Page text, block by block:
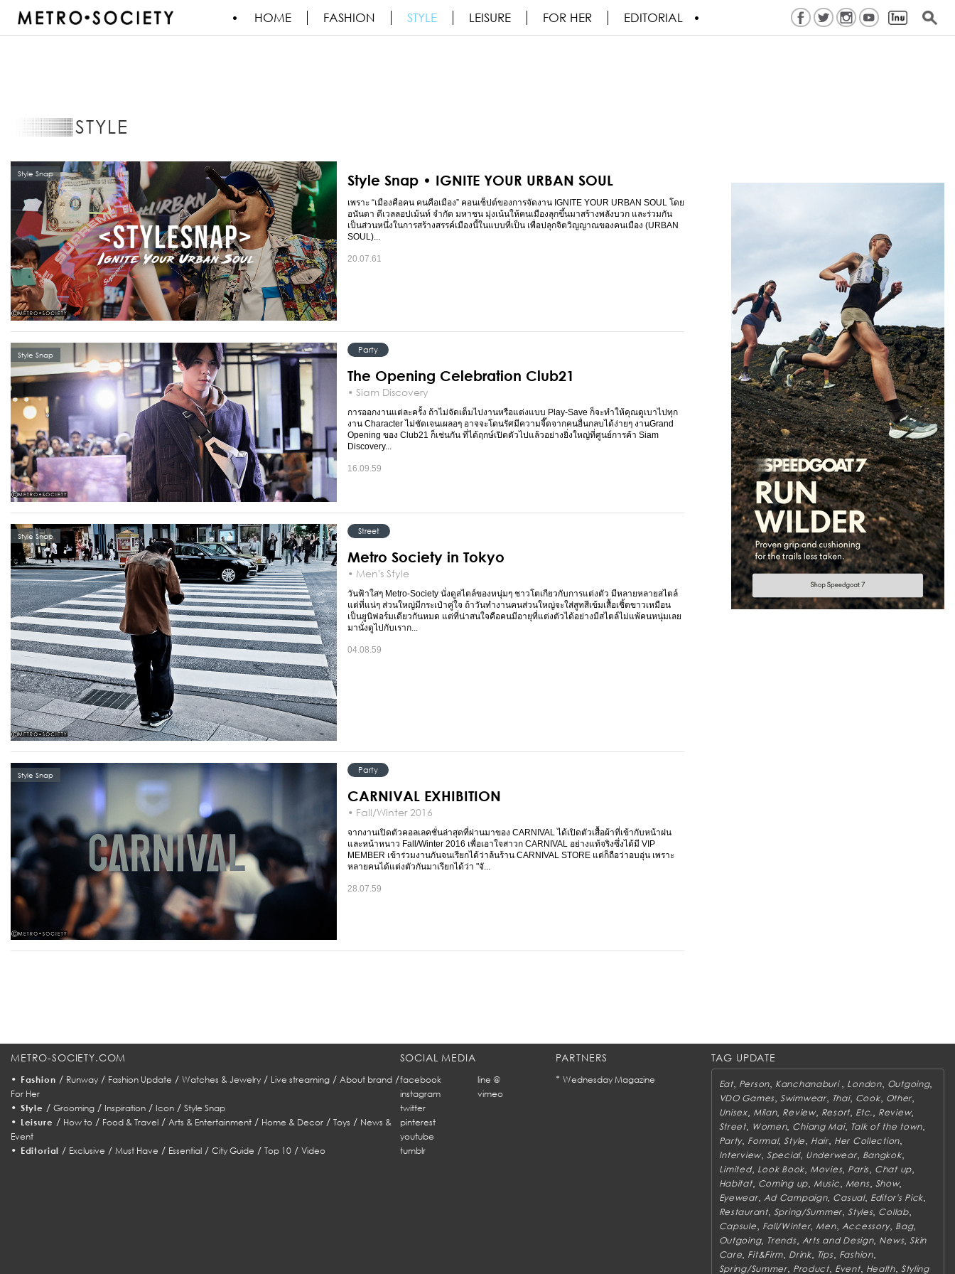
HOME FASHION STYLE LEISURE FOR HER EDITORIAL
STYLE
Style Snap Style Snap • IGNITE YOUR URBAN SOUL
เพราะ “เมืองคือคน คนคือเมือง” คอนเซ็ปต์ของการจัดงาน IGNITE YOUR URBAN SOUL โดย
อนันดา ดีเวลลอปเม้นท์ จำกัด มหาชน มุ่งเน้นให้คนเมืองลุกขึ้นมาสร้างพลังบวก และร่วมกัน
เป็นส่วนหนึ่งในการสร้างสรรค์เมืองนี้ในแบบที่เป็น เพื่อปลุกจิตวิญญาณของคนเมือง (URBAN
SOUL)...
20.07.61
Style Snap
Party
The Opening Celebration Club21
• Siam Discovery
การออกงานแต่ละครั้ง ถ้าไม่จัดเต็มไปงานหรือแต่งแบบ Play-Save ก็จะทำให้คุณดูเบาไปทุก
งาน Character ไม่ชัดเจนเผลอๆ อาจจะโดนรัศมีความจี๊ดจากคนอื่นกลบได้ง่ายๆ งานGrand
Opening ของ Club21 ก็เช่นกัน ที่ได้ฤกษ์เปิดตัวไปแล้วอย่างยิ่งใหญ่ที่ศูนย์การค้า Siam
Discovery...
16.09.59
Style Snap
Street
Metro Society in Tokyo
• Men's Style
วันฟ้าใสๆ Metro-Society นั่งดูสไตล์ของหนุ่มๆ ชาวโตเกียวกับการแต่งตัว มีหลายหลายสไตล์
แต่ที่แน่ๆ ส่วนใหญ่มีกระเป๋าคู่ใจ ถ้าวันทำงานคนส่วนใหญ่จะใส่สูทสีเข้มเสื้อเชิ้ตขาวเหมือน
เป็นยูนิฟอร์มเดียวกันหมด แต่ที่น่าสนใจคือคนมีอายุที่แต่งตัวได้อย่างมีสไตล์ไม่แพ้คนหนุ่มเลย
มานั่งดูไปกับเราก...
04.08.59
Style Snap
Party
CARNIVAL EXHIBITION
• Fall/Winter 2016
จากงานเปิดตัวคอลเลคชั่นล่าสุดที่ผ่านมาของ CARNIVAL ได้เปิดตัวเสื้อผ้าที่เข้ากับหน้าฝน
และหน้าหนาว Fall/Winter 2016 เพื่อเอาใจสาวก CARNIVAL อย่างแท้จริงซึ่งได้มี VIP
MEMBER เข้าร่วมงานกันจนเรียกได้ว่าล้นร้าน CARNIVAL STORE แต่ก็ถือว่าอบอุ่น เพราะ
หลายคนได้แต่งตัวกันมาเรียกได้ว่า "จั...
28.07.59
METRO-SOCIETY.COM
• Fashion / Runway/ Fashion Update / Watches & Jewelry/ Live streaming/ About brand/
For Her
• Style / Grooming/ Inspiration/ Icon/ Style Snap
• Leisure / How to/ Food & Travel/ Arts & Entertainment/ Home & Decor/ Toys / News &
Event
• Editorial / Exclusive /Must Have / Essential /City Guide /Top 10 /Video
SOCIAL MEDIA
facebook
line @
instagram
vimeo
twitter
pinterest
youtube
tumblr
PARTNERS
* Wednesday Magazine
TAG UPDATE
Eat, Person Kanchanaburi London, Outgoing,
VDO Games, Swimwear, Thai, Cook, Other
Unisex, Milan, Review, Resort Etc. Review,
Street, Women, Chiang Mai, Talk of the town
Party, Formal,Style Hair, Her Collection
Interview, Special, Underwear, Bangkok,
Limited, Look Book Movies, Paris, Chat up
Habitat, Coming up Music Mens, Show,
Eyewear, Ad Campaign, Casual, Editor's Pick
Restaurant, Spring/Summer ,Styles, Collab,
Capsule Fall/Winter, Men, Accessory, Bag,
Outgoing, Trends, Arts and Design, News,Skin
Care Fit&Firm Drink, Tips, Fashion,
Spring/Summer, Product, Event, Health, Styling